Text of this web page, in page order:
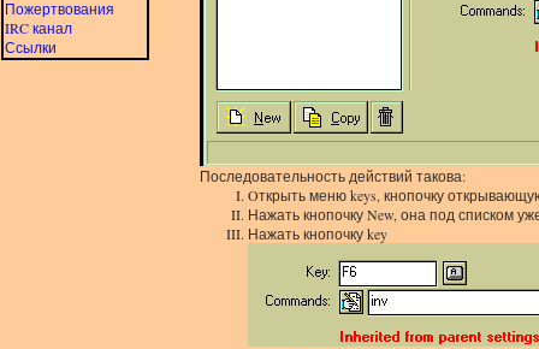
Пожертвования
IRC канал
Ссылки
Последовательность действий такова:
Oткрыть меню keys, кнопочку
Нажать кнопочку New, она под списком
Нажать кнопочку key